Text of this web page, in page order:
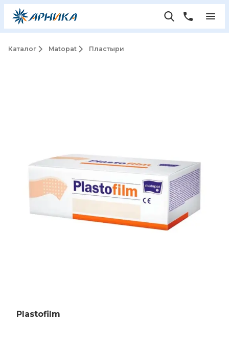
Каталог Matopat Пластыри
Plastofilm